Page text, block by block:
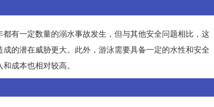
有一定数量的溺水事故发生，但与其他安全问题相比，这
的潜在威胁更大。此外，游泳需要具备一定的水性和安全
成本也相对较高。